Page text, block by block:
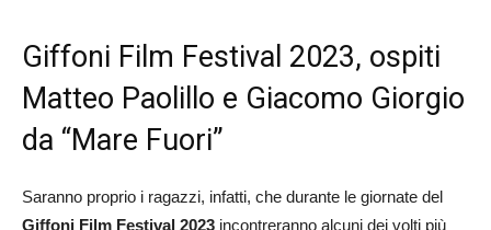
Giffoni Film Festival 2023, ospiti
Matteo Paolillo e Giacomo Giorgio
da “Mare Fuori”
Saranno proprio i ragazzi, infatti, che durante le giornate del
Giffoni Film Festival 2023 incontreranno alcuni dei volti più